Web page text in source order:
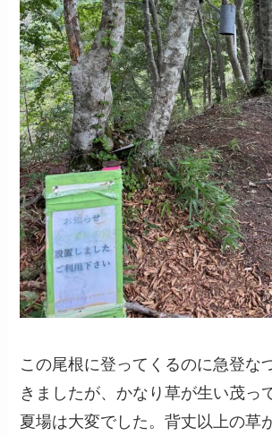
この尾根に登ってくるのに急登な
きましたが、かなり草が生い茂っ
夏場は大変でした。背丈以上の草